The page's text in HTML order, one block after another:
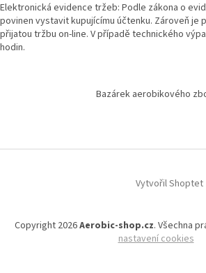
Elektronická evidence tržeb: Podle zákona o
povinen vystavit kupujícímu účtenku. Zároveň je
přijatou tržbu on-line. V případě technického
hodin.
Bazárek aerobikového
Vytvořil Shoptet
Copyright 2026Aerobic-shop.cz. Všechna
nastavení cookies